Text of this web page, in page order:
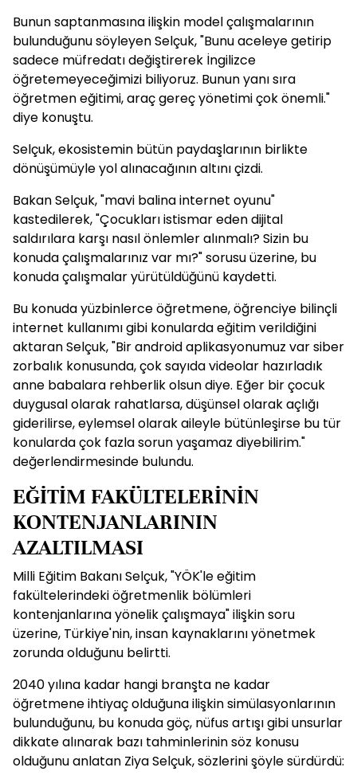
Bunun saptanmasına ilişkin model çalışmalarının
bulunduğunu söyleyen Selçuk, "Bunu aceleye getirip
sadece müfredatı değiştirerek İngilizce
öğretemeyeceğimizi biliyoruz. Bunun yanı sıra
öğretmen eğitimi, araç gereç yönetimi çok önemli."
diye konuştu.
Selçuk, ekosistemin bütün paydaşlarının birlikte
dönüşümüyle yol alınacağının altını çizdi.
Bakan Selçuk, "mavi balina internet oyunu"
kastedilerek, "Çocukları istismar eden dijital
saldırılara karşı nasıl önlemler alınmalı? Sizin bu
konuda çalışmalarınız var mı?" sorusu üzerine, bu
konuda çalışmalar yürütüldüğünü kaydetti.
Bu konuda yüzbinlerce öğretmene, öğrenciye bilinçli
internet kullanımı gibi konularda eğitim verildiğini
aktaran Selçuk, "Bir android aplikasyonumuz var siber
zorbalık konusunda, çok sayıda videolar hazırladık
anne babalara rehberlik olsun diye. Eğer bir çocuk
duygusal olarak rahatlarsa, düşünsel olarak açlığı
giderilirse, eylemsel olarak aileyle bütünleşirse bu tür
konularda çok fazla sorun yaşamaz diyebilirim."
değerlendirmesinde bulundu.
EĞİTİM FAKÜLTELERİNİN
KONTENJANLARININ
AZALTILMASI
Milli Eğitim Bakanı Selçuk, "YÖK'le eğitim
fakültelerindeki öğretmenlik bölümleri
kontenjanlarına yönelik çalışmaya" ilişkin soru
üzerine, Türkiye'nin, insan kaynaklarını yönetmek
zorunda olduğunu belirtti.
2040 yılına kadar hangi branşta ne kadar
öğretmene ihtiyaç olduğuna ilişkin simülasyonlarının
bulunduğunu, bu konuda göç, nüfus artışı gibi unsurlar
dikkate alınarak bazı tahminlerinin söz konusu
olduğunu anlatan Ziya Selçuk, sözlerini şöyle sürdürdü: